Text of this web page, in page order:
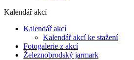
Kalendář akcí
Kalendář akcí
Kalendář akcí ke stažení
Fotogalerie z akcí
Železnobrodský jarmark